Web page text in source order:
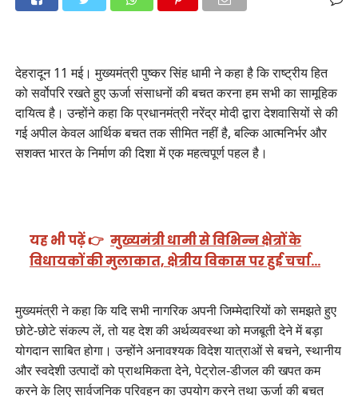
देहरादून 11 मई। मुख्यमंत्री पुष्कर सिंह धामी ने कहा है कि राष्ट्रीय हित
को सर्वोपरि रखते हुए ऊर्जा संसाधनों की बचत करना हम सभी का सामूहिक
दायित्व है। उन्होंने कहा कि प्रधानमंत्री नरेंद्र मोदी द्वारा देशवासियों से की
गई अपील केवल आर्थिक बचत तक सीमित नहीं है, बल्कि आत्मनिर्भर और
सशक्त भारत के निर्माण की दिशा में एक महत्वपूर्ण पहल है।
यह भी पढ़ें 👉 मुख्यमंत्री धामी से विभिन्न क्षेत्रों के
विधायकों की मुलाकात, क्षेत्रीय विकास पर हुई चर्चा…
मुख्यमंत्री ने कहा कि यदि सभी नागरिक अपनी जिम्मेदारियों को समझते हुए
छोटे-छोटे संकल्प लें, तो यह देश की अर्थव्यवस्था को मजबूती देने में बड़ा
योगदान साबित होगा। उन्होंने अनावश्यक विदेश यात्राओं से बचने, स्थानीय
और स्वदेशी उत्पादों को प्राथमिकता देने, पेट्रोल-डीजल की खपत कम
करने के लिए सार्वजनिक परिवहन का उपयोग करने तथा ऊर्जा की बचत